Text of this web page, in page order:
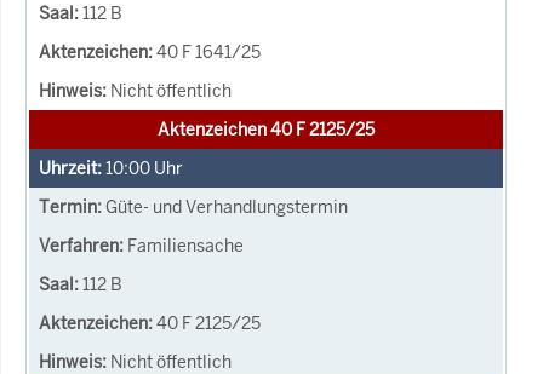
112 B
40 F 1641/25
Nicht öffentlich
Aktenzeichen 40 F 2125/25
10:00 Uhr
Güte- und Verhandlungstermin
Familiensache
112 B
40 F 2125/25
Nicht öffentlich